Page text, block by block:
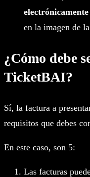
electrónicamente
en la imagen de
¿Cómo debe
TicketBAI?
Sí, la factura a
requisitos que debes
En este caso, son 5:
Las facturas